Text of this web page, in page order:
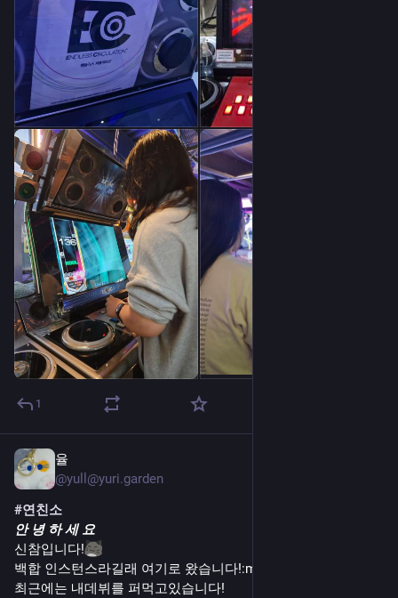
1
율
@yull@yuri.garden
#연친소
안 녕 하 세 요
신참입니다!​
백합 인스턴스라길래 여기로 왔습니다!​:menhera_yuri:
최근에는 내데뷔를 퍼먹고있습니다!